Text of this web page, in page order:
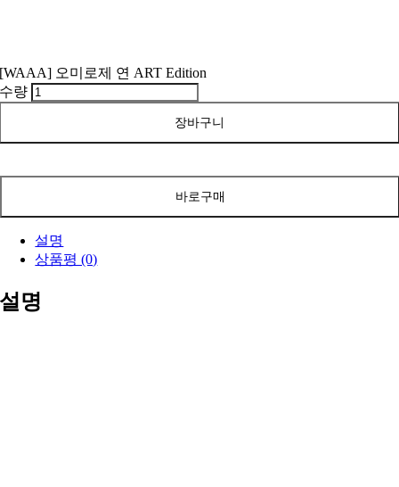
[WAAA] 오미로제 연 ART Edition
수량
장바구니
바로구매
설명
상품평 (0)
설명